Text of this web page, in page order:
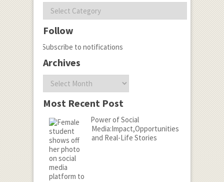
Categories
Follow
Subscribe to notifications
Archives
Archives
Most Recent Post
Power of Social
Media:Impact,Opportunities
and Real-Life Stories